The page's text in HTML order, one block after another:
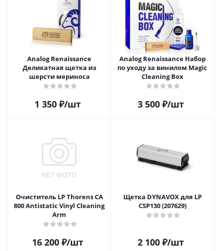
Analog Renaissance
Деликатная щетка из
шерсти мериноса
1 350₽/шт
Analog Renaissance Набор
по уходу за винилом Magic
Cleaning Box
3 500₽/шт
Очиститель LP Thorens CA
800 Antistatic Vinyl Cleaning
Arm
16 200₽/шт
Щетка DYNAVOX для LP
CSP130 (207629)
2 100₽/шт